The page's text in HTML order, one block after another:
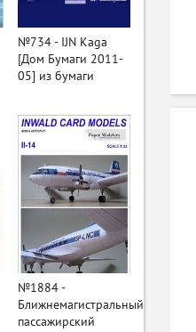
№734 - IJN Kaga
[Дом Бумаги 2011-
05] из бумаги
№1884 -
Ближнемагистральный
пассажирский